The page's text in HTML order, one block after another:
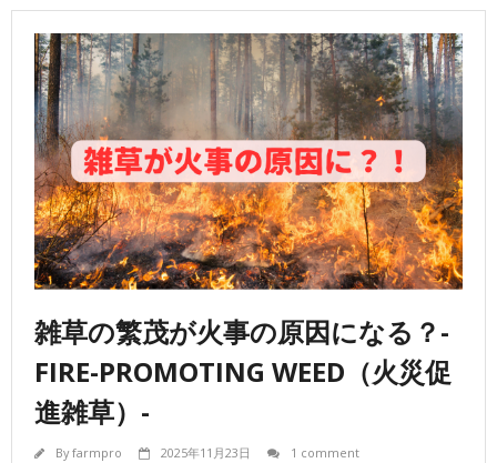
雑草の繁茂が火事の原因になる？-
FIRE-PROMOTING WEED（火災促
進雑草）-
Byfarmpro 2025年11月23日
1 comment